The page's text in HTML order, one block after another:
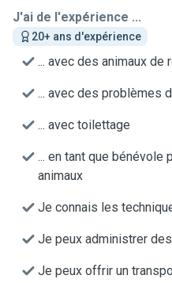
J'ai de l'expérience ...
20+ ans d'expérience
... avec des animaux de
... avec des problèmes
... avec toilettage
... en tant que bénévole
animaux
Je connais les
Je peux administrer
Je peux offrir un